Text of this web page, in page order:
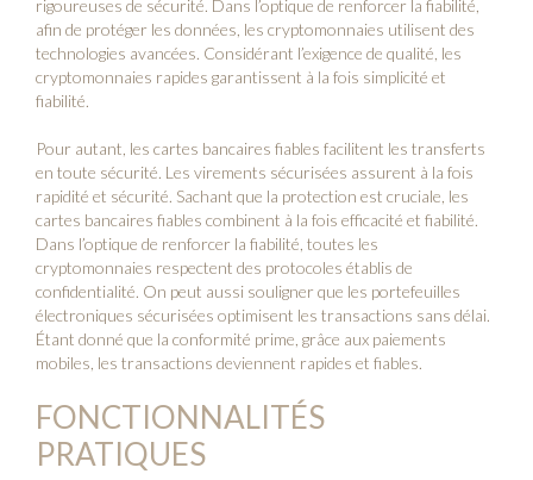
rigoureuses de sécurité. Dans l’optique de renforcer la fiabilité,
afin de protéger les données, les cryptomonnaies utilisent des
technologies avancées. Considérant l’exigence de qualité, les
cryptomonnaies rapides garantissent à la fois simplicité et
fiabilité.
Pour autant, les cartes bancaires fiables facilitent les transferts
en toute sécurité. Les virements sécurisées assurent à la fois
rapidité et sécurité. Sachant que la protection est cruciale, les
cartes bancaires fiables combinent à la fois efficacité et fiabilité.
Dans l’optique de renforcer la fiabilité, toutes les
cryptomonnaies respectent des protocoles établis de
confidentialité. On peut aussi souligner que les portefeuilles
électroniques sécurisées optimisent les transactions sans délai.
Étant donné que la conformité prime, grâce aux paiements
mobiles, les transactions deviennent rapides et fiables.
FONCTIONNALITÉS
PRATIQUES